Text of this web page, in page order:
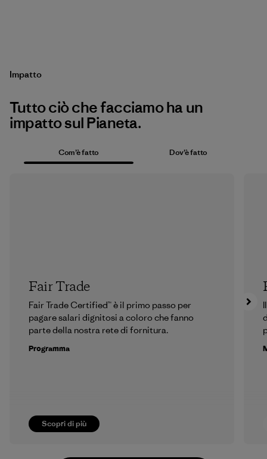
Impatto
Tutto ciò che facciamo ha un
impatto sul Pianeta.
Com’è fatto Dov’è fatto
Scopri di più
Fair Trade
Fair Trade Certified™ è il primo passo per
pagare salari dignitosi a coloro che fanno
parte della nostra rete di fornitura.
Programma